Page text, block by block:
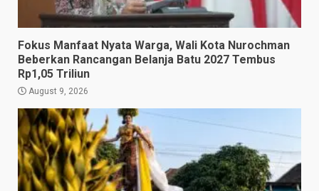
Fokus Manfaat Nyata Warga, Wali Kota Nurochman
Beberkan Rancangan Belanja Batu 2027 Tembus
Rp1,05 Triliun
August 9, 2026